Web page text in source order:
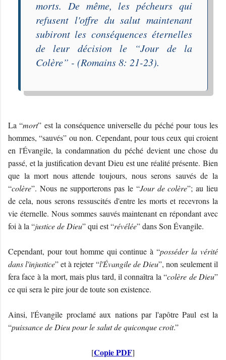
morts. De même, les pécheurs qui
refusent l'offre du salut maintenant
subiront les conséquences éternelles
de leur décision le “Jour de la
Colère” - (Romains 8: 21-23).
La “mort” est la conséquence universelle du péché pour tous les
hommes, “sauvés” ou non. Cependant, pour tous ceux qui croient
en l'Évangile, la condamnation du péché devient une chose du
passé, et la justification devant Dieu est une réalité présente. Bien
que la mort nous attende toujours, nous serons sauvés de la
“colère”. Nous ne supporterons pas le “Jour de colère”; au lieu
de cela, nous serons ressuscités d'entre les morts et recevrons la
vie éternelle. Nous sommes sauvés maintenant en répondant avec
foi à la “justice de Dieu” qui est “révélée” dans Son Évangile.
Cependant, pour tout homme qui continue à “posséder la vérité
dans l'injustice” et à rejeter “l'Évangile de Dieu”, non seulement il
fera face à la mort, mais plus tard, il connaîtra la “colère de Dieu”
ce qui sera le pire jour de toute son existence.
Ainsi, l'Évangile proclamé aux nations par l'apôtre Paul est la
“puissance de Dieu pour le salut de quiconque croit.”
[Copie PDF]